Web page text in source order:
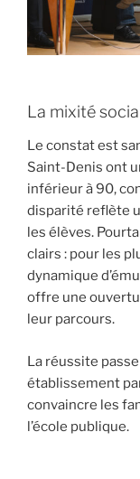
La mixité
Le constat est
Saint-Denis ont
inférieur à 90,
disparité reflète
les élèves.
clairs : pour les
dynamique
offre une
leur parcours.
La réussite
établissement
convaincre les
l’école publique.